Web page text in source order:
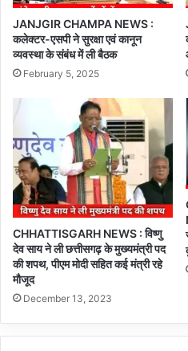
JANJGIR CHAMPA NEWS :
कलेक्टर-एसपी ने सुरक्षा एवं कानून
व्यवस्था के संबंध में ली बैठक
February 5, 2025
CHHATTISGARH NEWS : विष्णु
देव साय ने ली छत्तीसगढ़ के मुख्यमंत्री पद
की शपथ, पीएम मोदी सहित कई मंत्री रहे
मौजूद
December 13, 2023